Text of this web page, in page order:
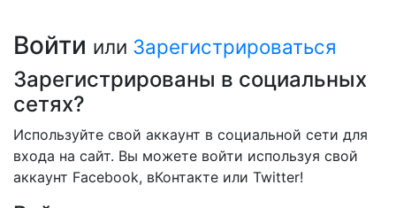
Войти или Зарегистрироваться
Зарегистрированы в социальных
сетях?
Используйте свой аккаунт в социальной сети для
входа на сайт. Вы можете войти используя свой
аккаунт Facebook, вКонтакте или Twitter!